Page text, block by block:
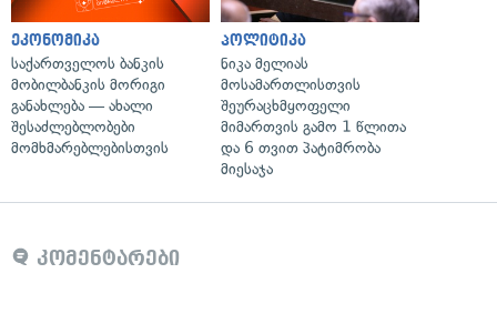
ეკონომიკა
საქართველოს ბანკის
მობილბანკის მორიგი
განახლება — ახალი
შესაძლებლობები
მომხმარებლებისთვის
პოლიტიკა
ნიკა მელიას
მოსამართლისთვის
შეურაცხმყოფელი
მიმართვის გამო 1 წლითა
და 6 თვით პატიმრობა
მიესაჯა
კომენტარები